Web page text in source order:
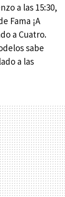
a las 15:30,
Fama ¡A
a Cuatro.
sabe
a las